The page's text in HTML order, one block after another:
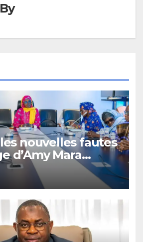
By
nouvelles fautes
d’Amy Mara
des réactions sur
sociaux